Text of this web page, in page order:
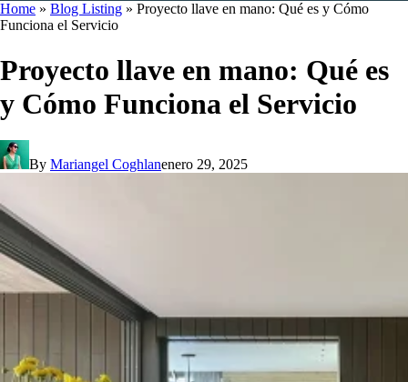
Home » Blog Listing » Proyecto llave en mano: Qué es y Cómo
Funciona el Servicio
Proyecto llave en mano: Qué es
y Cómo Funciona el Servicio
By Mariangel Coghlanenero 29, 2025